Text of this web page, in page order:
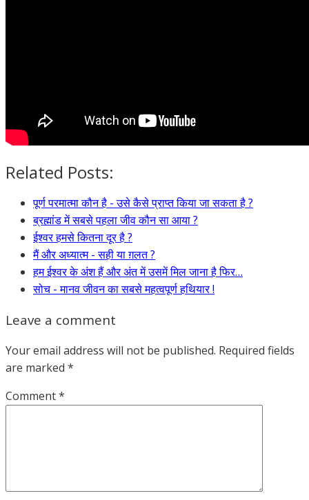
Related Posts:
पूर्ण परमात्मा कौन है - उसे कैसे प्राप्त किया जा सकता है ?
ब्रह्मांड में सबसे पहला जीव कौन सा आया ?
ईश्वर हमसे कितना दूर है ?
मैं और अध्यात्म - सही या ग़लत ?
हम ईश्वर के अंश हैं और अंत में उसमें मिल जाना है फिर…
सोच - मानव जीवन का सबसे महत्वपूर्ण हथियार !
Leave a comment
Your email address will not be published. Required fields
are marked *
Comment*